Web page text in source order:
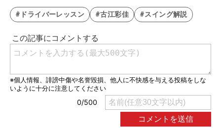
#ドライバーレッスン #古江彩佳 #スイング解説